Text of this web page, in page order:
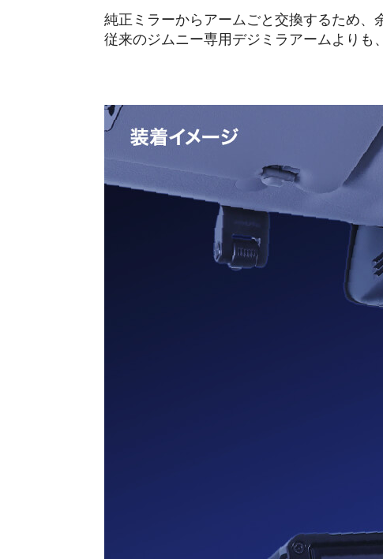
純正ミラーからアームごと交換するため、
従来のジムニー専用デジミラアームより